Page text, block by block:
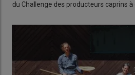
du Challenge des producteurs caprins à